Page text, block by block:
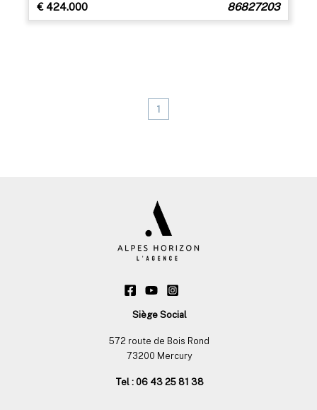
€ 424.000 86827203
1
Siège Social
572 route de Bois Rond
73200 Mercury
Tel : 06 43 25 81 38